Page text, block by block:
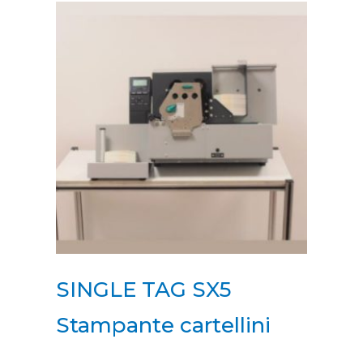
SINGLE TAG SX5
Stampante cartellini